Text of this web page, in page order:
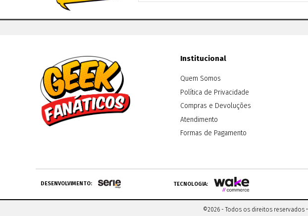
Institucional
Quem Somos
Política de Privacidade
Compras e Devoluções
Atendimento
Formas de Pagamento
DESENVOLVIMENTO: TECNOLOGIA:
©2026 - Todos os direitos reservados •